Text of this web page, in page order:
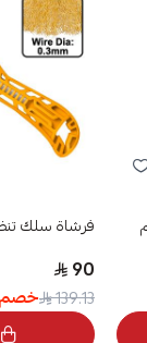
فرشاة سلك تنظيف
90
139.13 خصم